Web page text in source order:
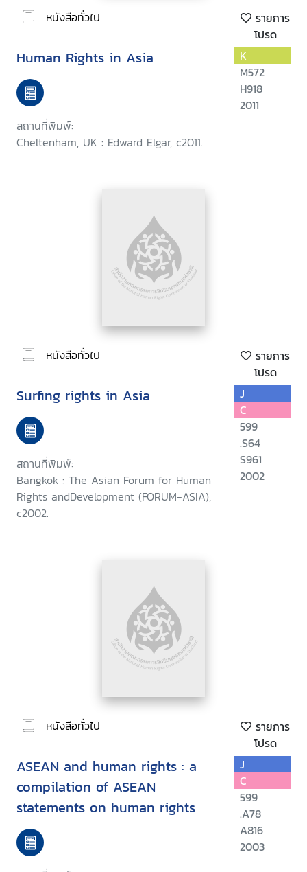
หนังสือทั่วไป
รายการ
โปรด
Human Rights in Asia
สถานที่พิมพ์:
Cheltenham, UK : Edward Elgar, c2011.
K
M572
H918
2011
หนังสือทั่วไป
รายการ
โปรด
Surfing rights in Asia
สถานที่พิมพ์:
Bangkok : The Asian Forum for Human
Rights andDevelopment (FORUM-ASIA),
c2002.
J
C
599
.S64
S961
2002
หนังสือทั่วไป
รายการ
โปรด
ASEAN and human rights : a
compilation of ASEAN
statements on human rights
J
C
599
.A78
A816
2003